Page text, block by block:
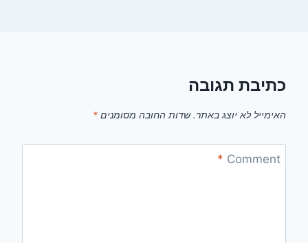
כתיבת תגובה
האימייל לא יוצג באתר. שדות החובה מסומנים *
Comment
*